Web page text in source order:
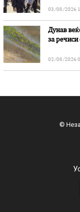
03/08/2026
Дунав
за речиси
02/08/2026
©